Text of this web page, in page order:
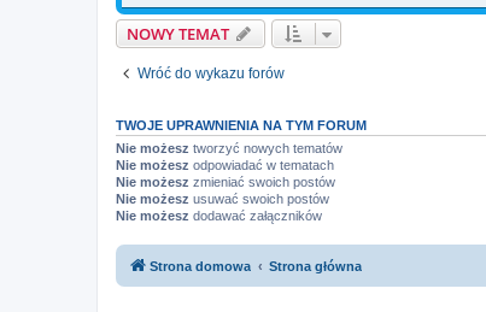
NOWY TEMAT
Wróć do wykazu forów
TWOJE UPRAWNIENIA NA TYM FORUM
Nie możesz tworzyć nowych tematów
Nie możesz odpowiadać w tematach
Nie możesz zmieniać swoich postów
Nie możesz usuwać swoich postów
Nie możesz dodawać załączników
Strona domowa Strona główna